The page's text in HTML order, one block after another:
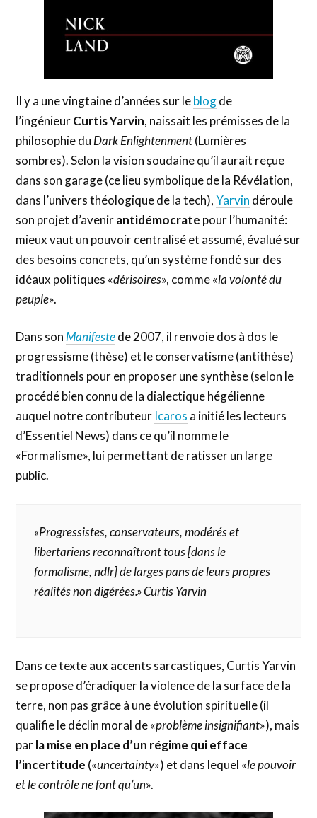
Il y a une vingtaine d’années sur leblogde
l’ingénieurCurtis Yarvin, naissait les prémisses de la
philosophie du Dark Enlightenment(Lumières
sombres). Selon la vision soudaine qu’il aurait reçue
dans son garage (ce lieu symbolique de la Révélation,
dans l’univers théologique de la tech),Yarvin déroule
son projet d’avenirantidémocrate pour l’humanité:
mieux vaut un pouvoir centralisé et assumé, évalué sur
des besoins concrets, qu’un système fondé sur des
idéaux politiques «dérisoires», comme «la volonté du
peuple».
Dans sonManifestede 2007, il renvoie dos à dos le
progressisme (thèse) et le conservatisme (antithèse)
traditionnels pour en proposer une synthèse (selon le
procédé bien connu de la dialectique hégélienne
auquel notre contributeur Icaros a initié les lecteurs
d’Essentiel News) dans ce qu’il nomme le
«Formalisme», lui permettant de ratisser un large
public.
«Progressistes, conservateurs, modérés et
libertariens reconnaîtront tous[dans le
formalisme, ndlr]de larges pans de leurs propres
réalités non digérées.» Curtis Yarvin
Dans ce texte aux accents sarcastiques, Curtis Yarvin
se propose d’éradiquer la violence de la surface de la
terre, non pas grâce à une évolution spirituelle (il
qualifie le déclin moral de «problème insignifiant»), mais
parla mise en place d’un régime qui efface
l’incertitude («uncertainty») et dans lequel «le pouvoir
et le contrôle ne font qu’un».